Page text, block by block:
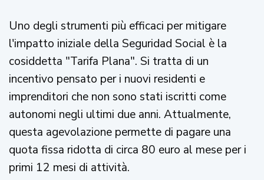
Uno degli strumenti più efficaci per mitigare
l'impatto iniziale della Seguridad Social è la
cosiddetta "Tarifa Plana". Si tratta di un
incentivo pensato per i nuovi residenti e
imprenditori che non sono stati iscritti come
autonomi negli ultimi due anni. Attualmente,
questa agevolazione permette di pagare una
quota fissa ridotta di circa 80 euro al mese per i
primi 12 mesi di attività.